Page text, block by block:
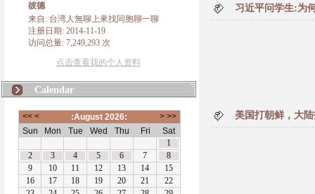
彼德
来自: 台湾人無聊上來找同胞聊一聊
注册日期: 2014-11-19
访问总量: 7,249,293 次
点击查看我的个人资料
Calendar
习近平问学生:为
美国打朝鲜，大